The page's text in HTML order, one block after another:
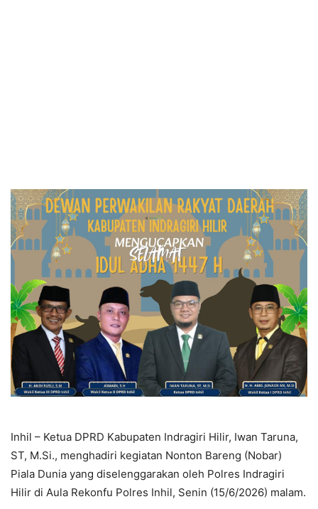
Inhil – Ketua DPRD Kabupaten Indragiri Hilir, Iwan Taruna,
ST, M.Si., menghadiri kegiatan Nonton Bareng (Nobar)
Piala Dunia yang diselenggarakan oleh Polres Indragiri
Hilir di Aula Rekonfu Polres Inhil, Senin (15/6/2026) malam.